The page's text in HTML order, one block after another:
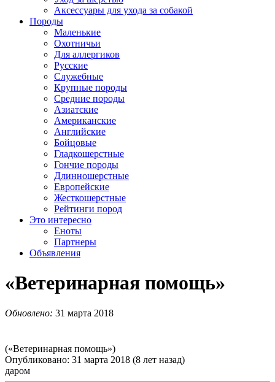
Аксессуары для ухода за собакой
Породы
Маленькие
Охотничьи
Для аллергиков
Русские
Служебные
Крупные породы
Средние породы
Азиатские
Американские
Английские
Бойцовые
Гладкошерстные
Гончие породы
Длинношерстные
Европейские
Жесткошерстные
Рейтинги пород
Это интересно
Еноты
Партнеры
Объявления
«Ветеринарная помощь»
Обновлено: 31 марта 2018
(«Ветеринарная помощь»)
Опубликовано: 31 марта 2018 (8 лет назад)
даром